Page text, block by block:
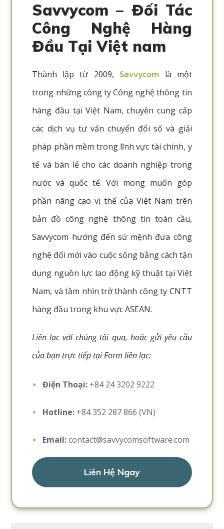
Savvycom – Đối Tác
Công Nghệ Hàng
Đầu Tại Việt nam
Thành lập từ 2009, Savvycom là một
trong những công ty Công nghệ thông tin
hàng đầu tại Việt Nam, chuyên cung cấp
các dịch vụ tư vấn chuyển đổi số và giải
pháp phần mềm trong lĩnh vực tài chính, y
tế và bán lẻ cho các doanh nghiệp trong
nước và quốc tế. Với mong muốn góp
phần nâng cao vị thế của Việt Nam trên
bản đồ công nghệ thông tin toàn cầu,
Savvycom hướng đến sứ mệnh đưa công
nghệ đổi mới vào cuộc sống bằng cách tận
dụng nguồn lực lao động kỹ thuật tại Việt
Nam, và tầm nhìn trở thành công ty CNTT
hàng đầu trong khu vực ASEAN.
Liên lạc với chúng tôi qua, hoặc gửi yêu cầu
của bạn trực tiếp tại Form liên lạc:
Điện Thoại: +84 24 3202 9222
Hotline: +84 352 287 866 (VN)
Email: contact@savvycomsoftware.com
Liên Hệ Ngay